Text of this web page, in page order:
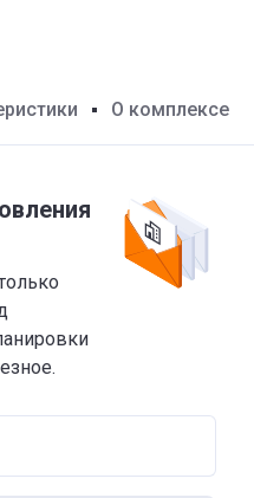
О комплексе